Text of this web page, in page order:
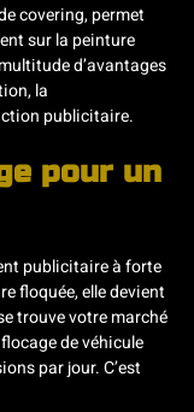
covering, permet
sur la peinture
d’avantages
la
publicitaire.
pour un
publicitaire à forte
floquée, elle devient
trouve votre marché
de véhicule
par jour. C’est